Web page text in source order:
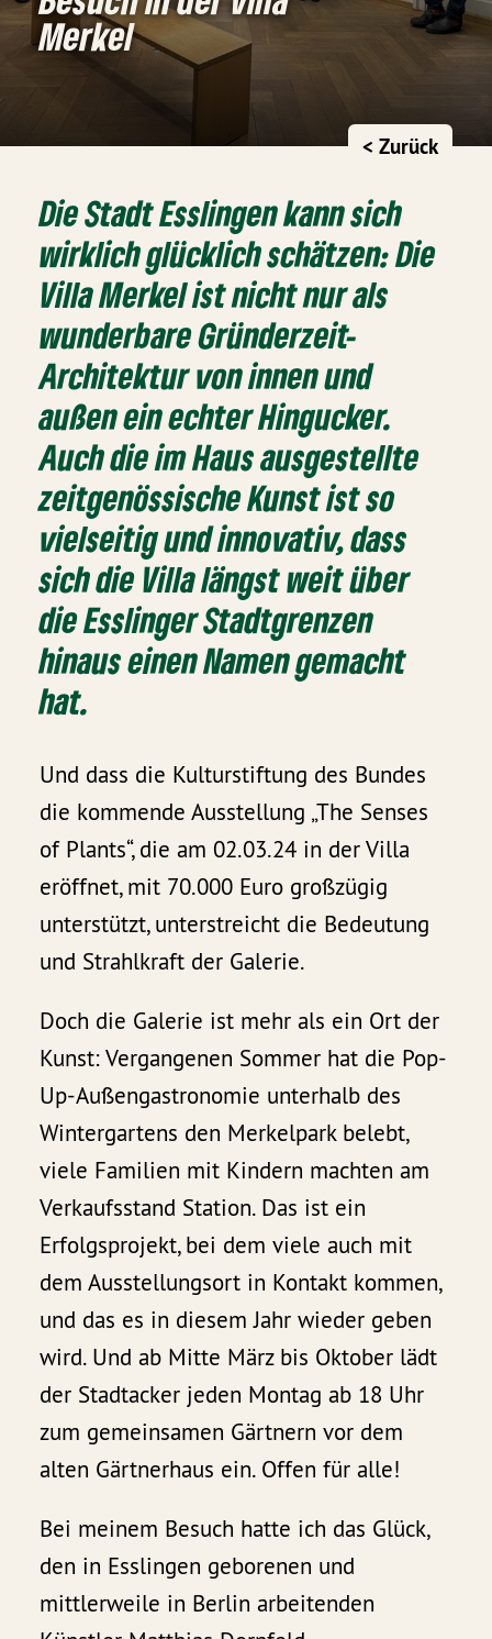
Merkel
< Zurück
Die Stadt Esslingen kann sich
wirklich glücklich schätzen: Die
Villa Merkel ist nicht nur als
wunderbare Gründerzeit-
Architektur von innen und
außen ein echter Hingucker.
Auch die im Haus ausgestellte
zeitgenössische Kunst ist so
vielseitig und innovativ, dass
sich die Villa längst weit über
die Esslinger Stadtgrenzen
hinaus einen Namen gemacht
hat.
Und dass die Kulturstiftung des Bundes
die kommende Ausstellung „The Senses
of Plants“, die am 02.03.24 in der Villa
eröffnet, mit 70.000 Euro großzügig
unterstützt, unterstreicht die Bedeutung
und Strahlkraft der Galerie.
Doch die Galerie ist mehr als ein Ort der
Kunst: Vergangenen Sommer hat die Pop-
Up-Außengastronomie unterhalb des
Wintergartens den Merkelpark belebt,
viele Familien mit Kindern machten am
Verkaufsstand Station. Das ist ein
Erfolgsprojekt, bei dem viele auch mit
dem Ausstellungsort in Kontakt kommen,
und das es in diesem Jahr wieder geben
wird. Und ab Mitte März bis Oktober lädt
der Stadtacker jeden Montag ab 18 Uhr
zum gemeinsamen Gärtnern vor dem
alten Gärtnerhaus ein. Offen für alle!
Bei meinem Besuch hatte ich das Glück,
den in Esslingen geborenen und
mittlerweile in Berlin arbeitenden